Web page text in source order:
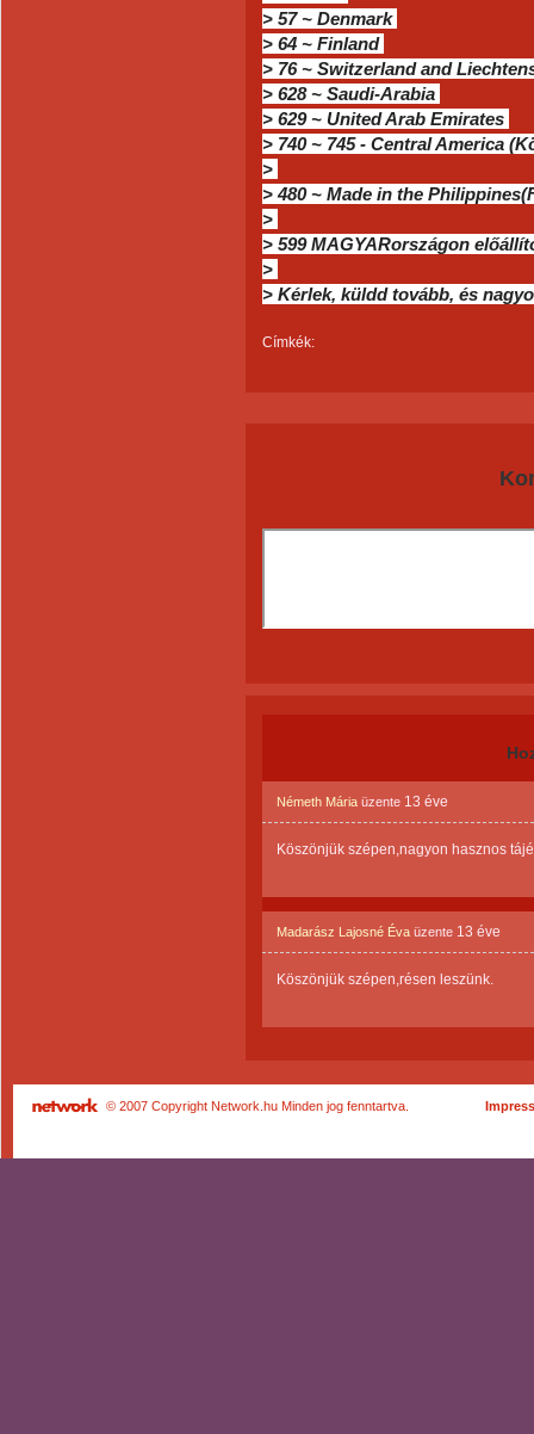
> 57 ~ Denmark
> 64 ~ Finland
> 76 ~ Switzerland and
> 628 ~ Saudi-Arabia
> 629 ~ United Arab Emirates
> 740 ~ 745 - Central America
>
> 480 ~ Made in the
>
> 599 MAGYARországon
>
> Kérlek, küldd tovább, és
Címkék:
Németh Mária üzente 13 éve
Köszönjük szépen,nagyon hasznos
Madarász Lajosné Éva üzente 13 éve
Köszönjük szépen,résen leszünk.
© 2007 Copyright Network.hu Minden jog fenntartva.